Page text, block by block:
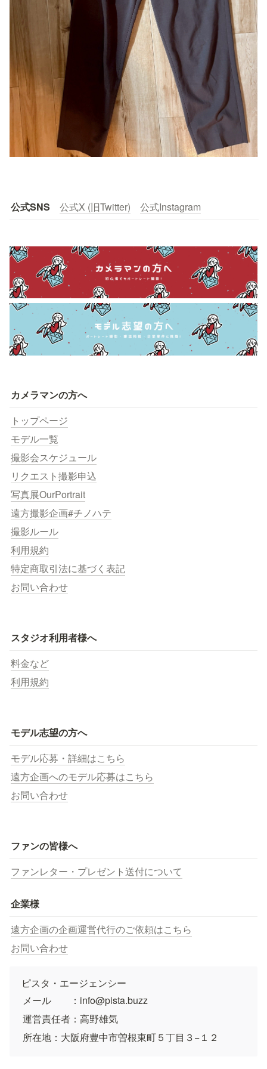
公式SNS 公式X (旧Twitter) 公式Instagram
カメラマンの方へ
トップページ
モデル一覧
撮影会スケジュール
リクエスト撮影申込
写真展OurPortrait
遠方撮影企画#チノハテ
撮影ルール
利用規約
特定商取引法に基づく表記
お問い合わせ
スタジオ利用者様へ
料金など
利用規約
モデル志望の方へ
モデル応募・詳細はこちら
遠方企画へのモデル応募はこちら
お問い合わせ
ファンの皆様へ
ファンレター・プレゼント送付について
企業様
遠方企画の企画運営代行のご依頼はこちら
お問い合わせ
ピスタ・エージェンシー
メール　　：info@pista.buzz
運営責任者：高野雄気
所在地：大阪府豊中市曽根東町５丁目３−１２